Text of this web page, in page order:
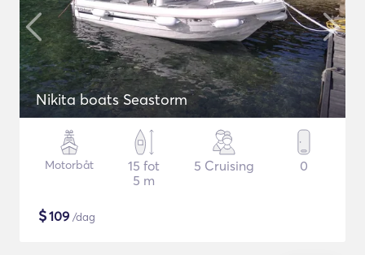
Nikita boats Seastorm
Motorbåt
15 fot
5 m
5 Cruising 0
$109 /dag